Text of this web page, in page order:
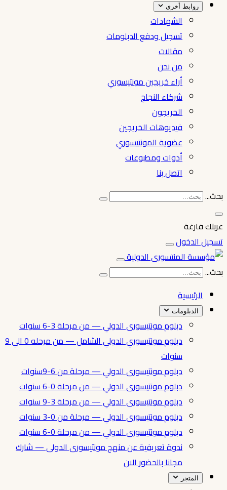
روابط أخرى
الشهادات
تسجيل ودفع الدبلومات
مقالات
من نحن
أراء خريجين مونتيسوري
شركاء النجاح
الخريجون
فيديوهات الخريجين
عضوية المونتيسوري
أدوات ومطبوعات
اتصل بنا
بحث...
عربتك فارغة
تسجيل الدخول
بحث...
الرئيسية
الدبلومات
دبلوم مونتيسورى الدولي — من مرحلة 3-6 سنوات
دبلوم مونتيسوري الدولي الشامل — من مرحله 0 الي 9
سنوات
دبلوم مونتيسورى الدولي — مرحلة من 6-9سنوات
دبلوم مونتيسورى الدولي — من مرحلة 0-6 سنوات
دبلوم مونتيسورى الدولي — من مرحلة 3-9 سنوات
دبلوم مونتيسورى الدولي — مرحلة من 0-3 سنوات
دبلوم مونتيسورى الدولي — من مرحلة 0-6 سنوات
ندوة تعريفية عن منهج مونتيسورى الدولى — شارك
مجانا بالحضور الان
المتجر